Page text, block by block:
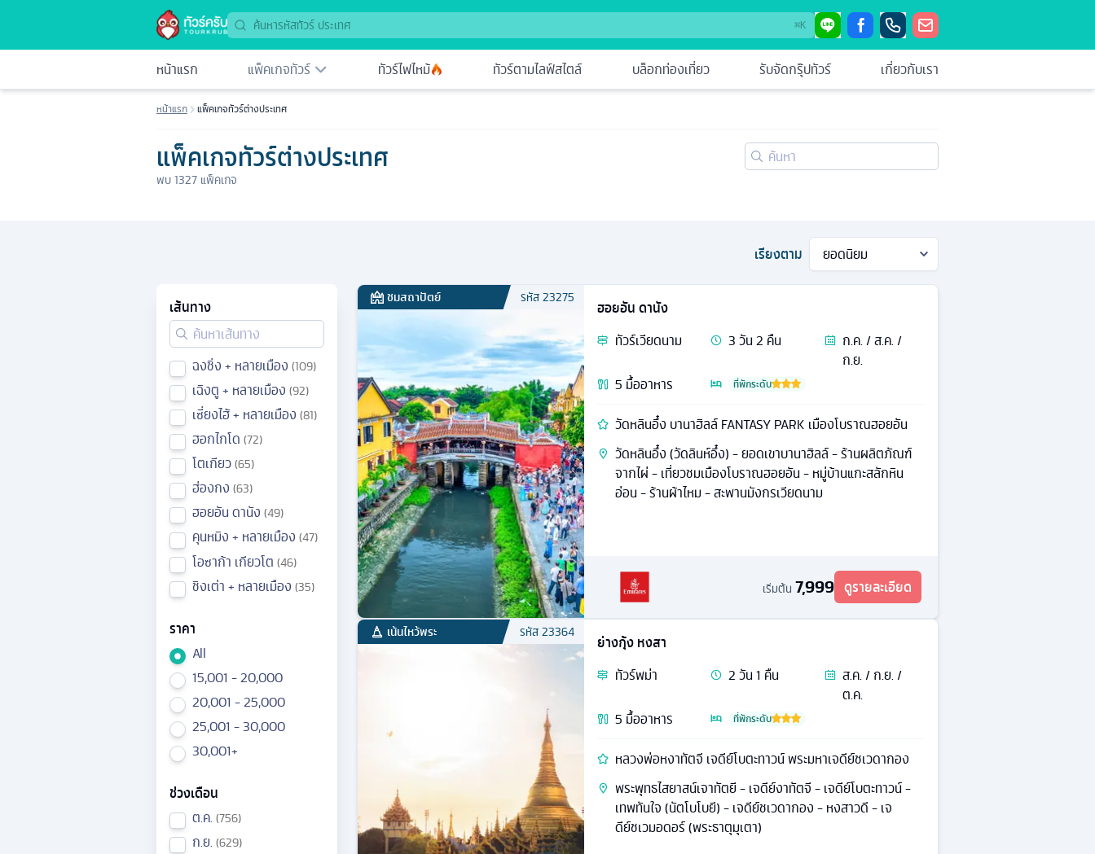
⌘K
หน้าแรก แพ็คเกจทัวร์ ทัวร์ไฟไหม้ ทัวร์ตามไลฟ์สไตล์ บล็อกท่องเที่ยว รับจัดกรุ๊ปทัวร์ เกี่ยวกับเรา
หน้าแรก แพ็คเกจทัวร์ต่างประเทศ
แพ็คเกจทัวร์ต่างประเทศ
พบ1327 แพ็คเกจ
เรียงตาม
เส้นทาง
ฉงชิ่ง + หลายเมือง 109
เฉิงตู + หลายเมือง 92
เซี่ยงไฮ้ + หลายเมือง 81
ฮอกไกโด 72
โตเกียว 65
ฮ่องกง 63
ฮอยอัน ดานัง 49
คุนหมิง + หลายเมือง 47
โอซาก้า เกียวโต 46
ชิงเต่า + หลายเมือง 35
ราคา
All
15,001 - 20,000
20,001 - 25,000
25,001 - 30,000
30,001+
ช่วงเดือน
ต.ค. 756
ก.ย. 629
ชมสถาปัตย์ รหัส23275
ฮอยอัน ดานัง
ทัวร์เวียดนาม 3วัน2 คืน
ก.ค. / ส.ค. /
ก.ย.
5 มื้ออาหาร ที่พักระดับ
วัดหลินอึ๋ง บานาฮิลล์ FANTASY PARK เมืองโบราณฮอยอัน
วัดหลินอึ๋ง (วัดลินห์อึ๋ง) - ยอดเขาบานาฮิลล์ - ร้านผลิตภัณฑ์
จากไผ่ - เที่ยวชมเมืองโบราณฮอยอัน - หมู่บ้านแกะสลักหิน
อ่อน - ร้านผ้าไหม - สะพานมังกรเวียดนาม
เริ่มต้น 7,999 ดูรายละเอียด
เน้นไหว้พระ รหัส23364
ย่างกุ้ง หงสา
ทัวร์พม่า 2วัน1 คืน
ส.ค. / ก.ย. /
ต.ค.
5 มื้ออาหาร ที่พักระดับ
หลวงพ่อหงาทัตจี เจดีย์โบตะทาวน์ พระมหาเจดีย์ชเวดากอง
พระพุทธไสยาสน์เจาทัตยี - เจดีย์งาทัตจี - เจดีย์โบตะทาวน์ -
เทพทันใจ (นัตโบโบยี) - เจดีย์ชเวดากอง - หงสาวดี - เจ
ดีย์ชเวมอดอร์ (พระธาตุมุเตา)